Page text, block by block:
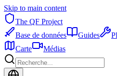
Skip to main content
The QF Project
Base de données
Guides
Carte
Médias